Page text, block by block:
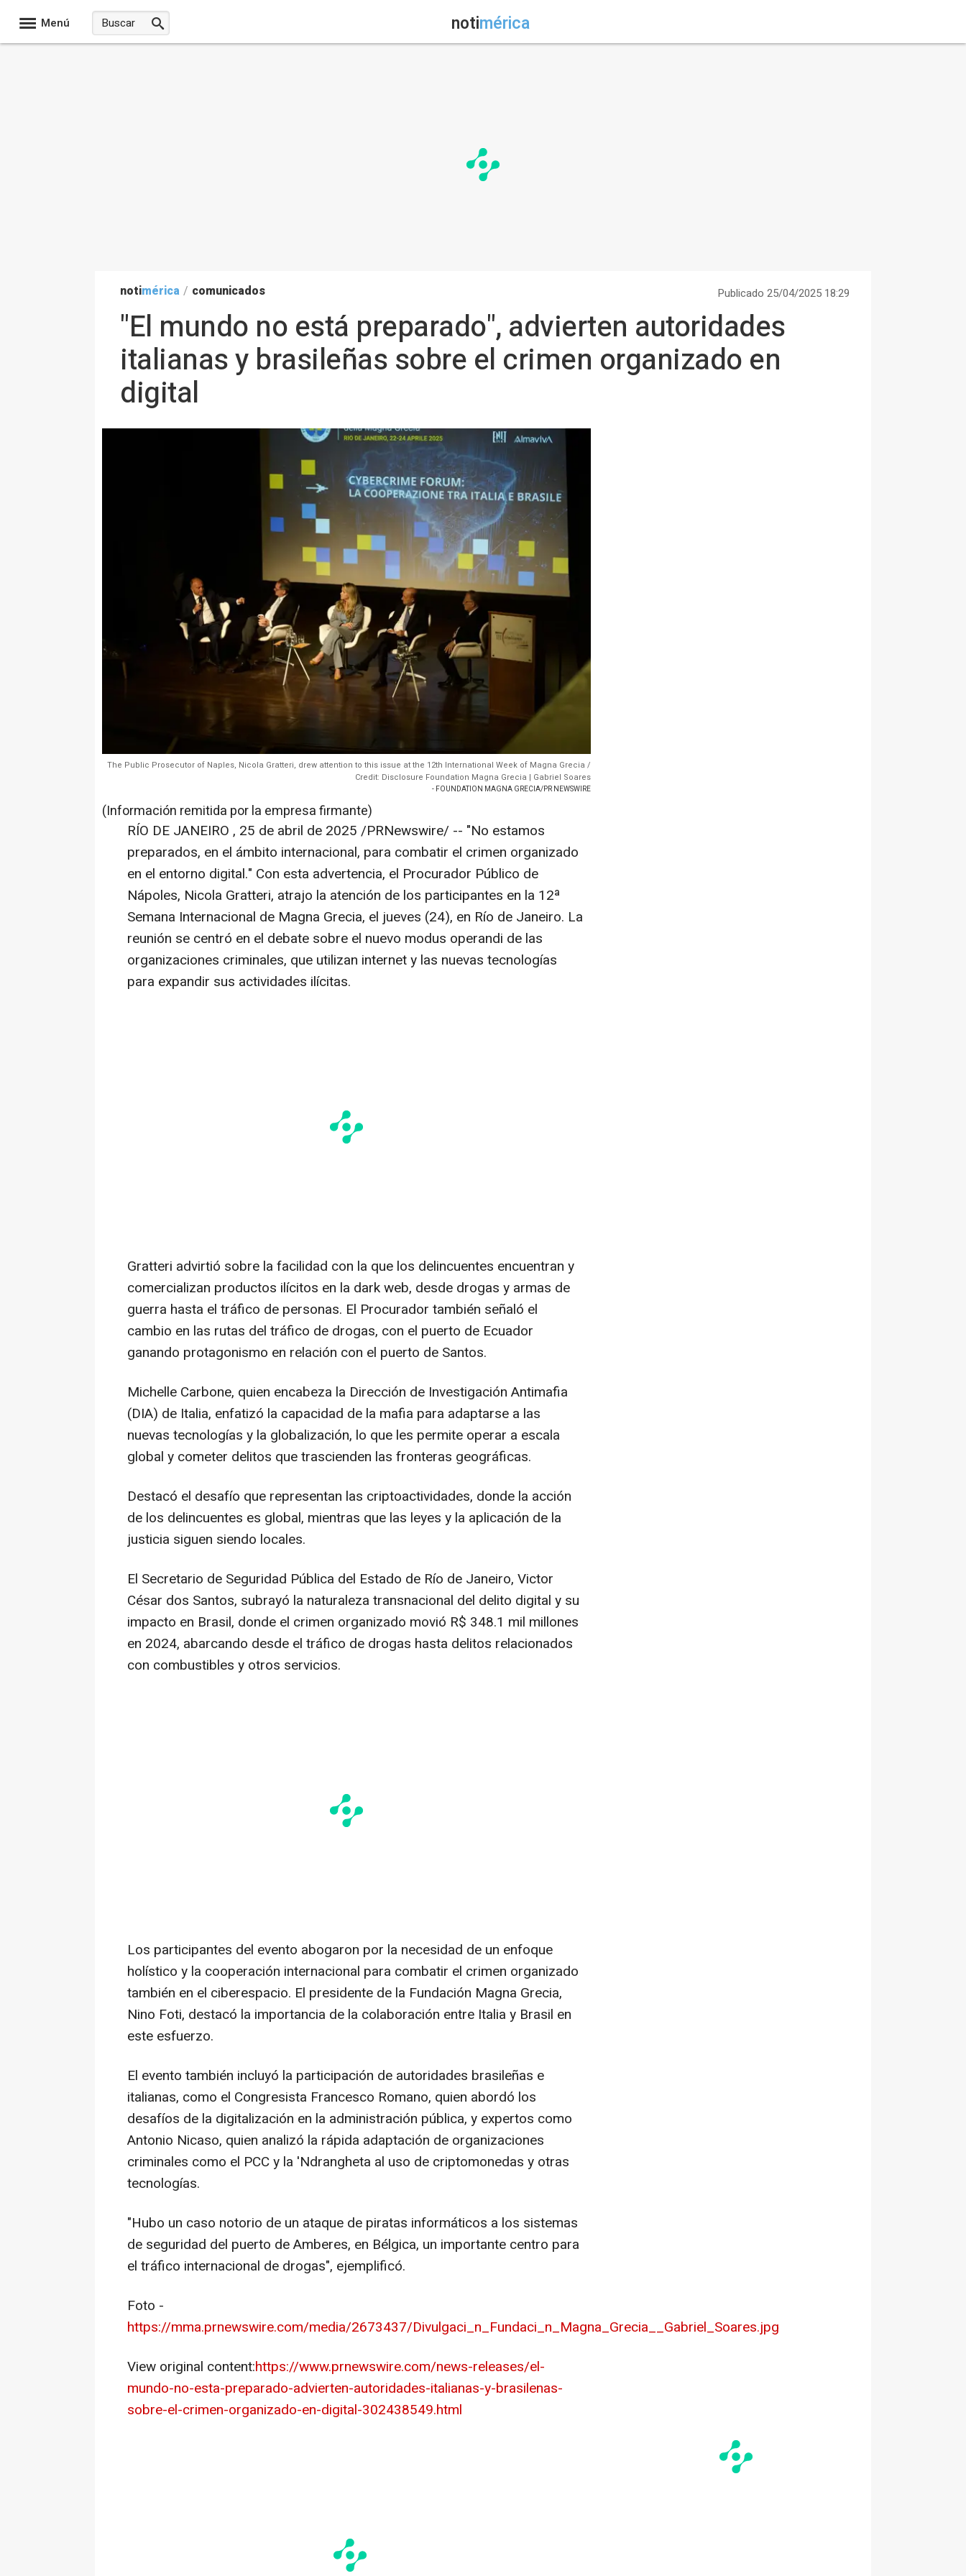
Menú notimérica
notimérica / comunicados Publicado 25/04/2025 18:29
"El mundo no está preparado", advierten autoridades
italianas y brasileñas sobre el crimen organizado en
digital
The Public Prosecutor of Naples, Nicola Gratteri, drew attention to this issue at the 12th International Week of Magna Grecia /
Credit: Disclosure Foundation Magna Grecia | Gabriel Soares
- FOUNDATION MAGNA GRECIA/PR NEWSWIRE
(Información remitida por la empresa firmante)
RÍO DE JANEIRO , 25 de abril de 2025 /PRNewswire/ -- "No estamos
preparados, en el ámbito internacional, para combatir el crimen organizado
en el entorno digital." Con esta advertencia, el Procurador Público de
Nápoles, Nicola Gratteri, atrajo la atención de los participantes en la 12ª
Semana Internacional de Magna Grecia, el jueves (24), en Río de Janeiro. La
reunión se centró en el debate sobre el nuevo modus operandi de las
organizaciones criminales, que utilizan internet y las nuevas tecnologías
para expandir sus actividades ilícitas.
Gratteri advirtió sobre la facilidad con la que los delincuentes encuentran y
comercializan productos ilícitos en la dark web, desde drogas y armas de
guerra hasta el tráfico de personas. El Procurador también señaló el
cambio en las rutas del tráfico de drogas, con el puerto de Ecuador
ganando protagonismo en relación con el puerto de Santos.
Michelle Carbone, quien encabeza la Dirección de Investigación Antimafia
(DIA) de Italia, enfatizó la capacidad de la mafia para adaptarse a las
nuevas tecnologías y la globalización, lo que les permite operar a escala
global y cometer delitos que trascienden las fronteras geográficas.
Destacó el desafío que representan las criptoactividades, donde la acción
de los delincuentes es global, mientras que las leyes y la aplicación de la
justicia siguen siendo locales.
El Secretario de Seguridad Pública del Estado de Río de Janeiro, Victor
César dos Santos, subrayó la naturaleza transnacional del delito digital y su
impacto en Brasil, donde el crimen organizado movió R$ 348.1 mil millones
en 2024, abarcando desde el tráfico de drogas hasta delitos relacionados
con combustibles y otros servicios.
Los participantes del evento abogaron por la necesidad de un enfoque
holístico y la cooperación internacional para combatir el crimen organizado
también en el ciberespacio. El presidente de la Fundación Magna Grecia,
Nino Foti, destacó la importancia de la colaboración entre Italia y Brasil en
este esfuerzo.
El evento también incluyó la participación de autoridades brasileñas e
italianas, como el Congresista Francesco Romano, quien abordó los
desafíos de la digitalización en la administración pública, y expertos como
Antonio Nicaso, quien analizó la rápida adaptación de organizaciones
criminales como el PCC y la 'Ndrangheta al uso de criptomonedas y otras
tecnologías.
"Hubo un caso notorio de un ataque de piratas informáticos a los sistemas
de seguridad del puerto de Amberes, en Bélgica, un importante centro para
el tráfico internacional de drogas", ejemplificó.
Foto -
https://mma.prnewswire.com/media/2673437/Divulgaci_n_Fundaci_n_Magna_Grecia__Gabriel_Soares.jpg
View original content:https://www.prnewswire.com/news-releases/el-
mundo-no-esta-preparado-advierten-autoridades-italianas-y-brasilenas-
sobre-el-crimen-organizado-en-digital-302438549.html